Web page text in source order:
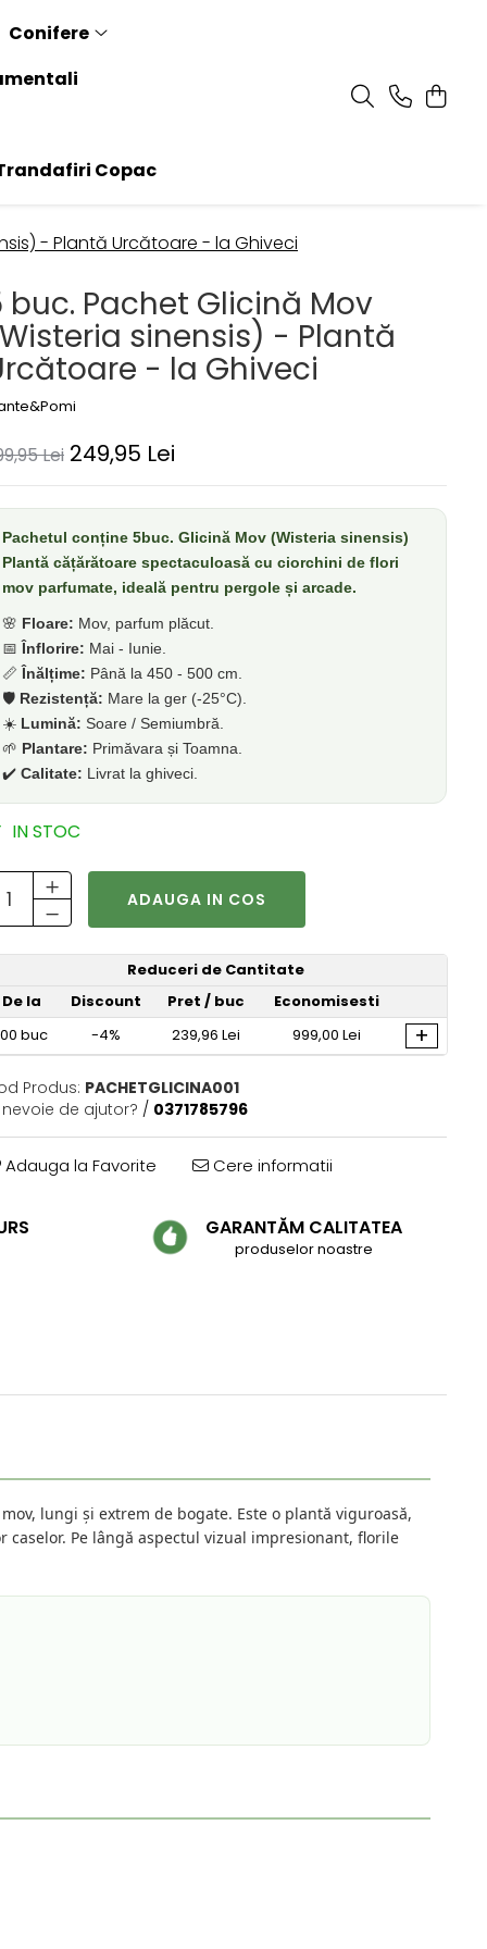
Conifere
Copac
- Plantă Urcătoare - la Ghiveci
buc. Pachet Glicină Mov
sinensis) - Plantă
- la Ghiveci
Lei 249,95 Lei
Pachetul conține 5buc. Glicină Mov (Wisteria sinensis)
Plantă cățărătoare spectaculoasă cu ciorchini de flori
mov parfumate, ideală pentru pergole și arcade.
🌸 Floare: Mov, parfum plăcut.
📅 Înflorire: Mai - Iunie.
📏 Înălțime: Până la 450 - 500 cm.
🛡️ Rezistență: Mare la ger (-25°C).
☀️ Lumină: Soare / Semiumbră.
🌱 Plantare: Primăvara și Toamna.
✔️ Calitate: Livrat la ghiveci.
IN STOC
ADAUGA IN COS
Reduceri de Cantitate
De la
Discount Pret / buc
Economisesti
buc -4% 239,96 Lei 999,00 Lei +
Produs: PACHETGLICINA001
nevoie de ajutor? / 0371785796
Adauga la Favorite Cere informatii
GARANTĂM CALITATEA
produselor noastre
lungi și extrem de bogate. Este o plantă viguroasă,
Pe lângă aspectul vizual impresionant, florile